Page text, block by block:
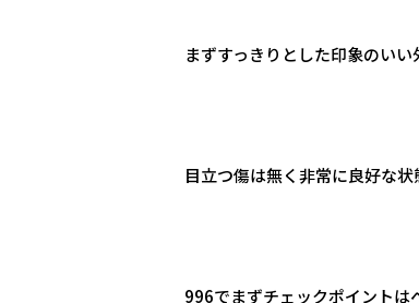
まずすっきりとした印象のいい
目立つ傷は無く非常に良好な状
996でまずチェックポイントは